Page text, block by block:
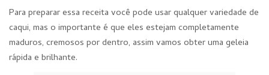
Para preparar essa receita você pode usar qualquer variedade de
caqui, mas o importante é que eles estejam completamente
maduros, cremosos por dentro, assim vamos obter uma geleia
rápida e brilhante.